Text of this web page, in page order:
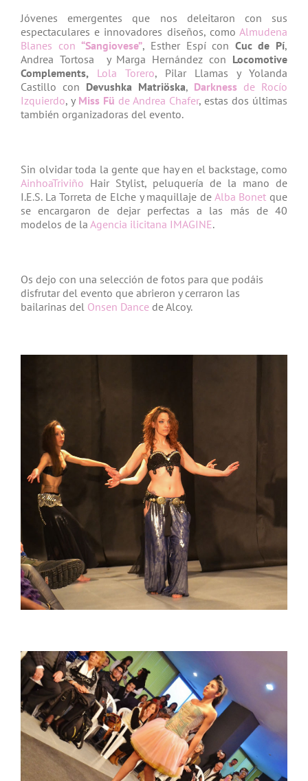
Jóvenes emergentes que nos deleitaron con sus
espectaculares e innovadores diseños, como Almudena
Blanes con“Sangiovese”, Esther Espí con Cuc de Pí,
Andrea Tortosa y Marga Hernández con Locomotive
Complements,
Lola Torero, Pilar Llamas y Yolanda
Castillo con Devushka Matriöska, Darkness de Rocío
Izquierdo, y Miss Fü de Andrea Chafer, estas dos últimas
también organizadoras del evento.
Sin olvidar toda la gente que hay en el backstage, como
AinhoaTriviño Hair Stylist, peluquería de la mano de
I.E.S. La Torreta de Elche y maquillaje de Alba Bonet que
se encargaron de dejar perfectas a las más de 40
modelos de la Agencia ilicitana IMAGINE.
Os dejo con una selección de fotos para que podáis
disfrutar del evento que abrieron y cerraron las
bailarinas del Onsen Dance de Alcoy.